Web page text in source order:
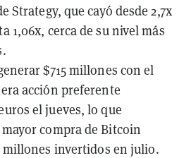
Strategy, que cayó desde 2,7x
1,06x, cerca de su nivel más
$715 millones con el
acción preferente
el jueves, lo que
compra de Bitcoin
millones invertidos en julio.